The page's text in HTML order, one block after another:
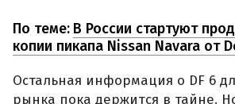
По теме: В России стартуют
копии пикапа Nissan Navara от
Остальная информация о DF 6
рынка пока держится в тайне.